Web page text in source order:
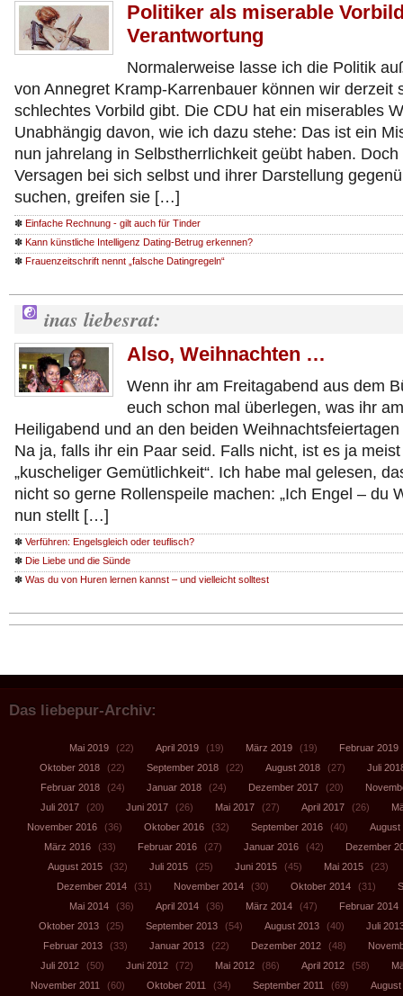
Politiker als miserable
Verantwortung
Normalerweise lasse ich die Politik
von Annegret Kramp-Karrenbauer können wir derzeit
schlechtes Vorbild gibt. Die CDU hat ein miserables
Unabhängig davon, wie ich dazu stehe: Das ist ein
nun jahrelang in Selbstherrlichkeit geübt haben.
Versagen bei sich selbst und ihrer Darstellung
suchen, greifen sie […]
✽ Einfache Rechnung - gilt auch für Tinder
✽ Kann künstliche Intelligenz Dating-Betrug erkennen?
✽ Frauenzeitschrift nennt „falsche Datingregeln“
inas liebesrat:
Also, Weihnachten …
Wenn ihr am Freitagabend aus dem
euch schon mal überlegen, was ihr
Heiligabend und an den beiden
Na ja, falls ihr ein Paar seid. Falls nicht, ist es ja
„kuscheliger Gemütlichkeit“. Ich habe mal gelesen,
nicht so gerne Rollenspeile machen: „Ich Engel – du
nun stellt […]
✽ Verführen: Engelsgleich oder teuflisch?
✽ Die Liebe und die Sünde
✽ Was du von Huren lernen kannst – und vielleicht solltest
Das liebepur-Archiv:
Mai 2019 (22) April 2019 (19) März 2019 (19) Februar 2019
Oktober 2018
(22) September 2018 (22) August 2018 (27)
Juli
Februar 2018
(24) Januar 2018 (24) Dezember 2017 (20)
Juli 2017
(20) Juni 2017 (26) Mai 2017 (27) April 2017 (26)
November 2016
(36) Oktober 2016 (32) September 2016 (40)
August
März 2016
(33) Februar 2016 (27) Januar 2016 (42)
Dezember
August 2015
(32) Juli 2015 (25) Juni 2015 (45) Mai 2015
(23)
Dezember 2014
(31) November 2014 (30) Oktober 2014 (31)
Mai 2014
(36) April 2014 (36) März 2014 (47) Februar 2014
Oktober 2013
(25) September 2013 (54) August 2013 (40)
Juli
Februar 2013
(33) Januar 2013 (22) Dezember 2012 (48)
Juli 2012
(50) Juni 2012 (72) Mai 2012 (86) April 2012 (58)
November 2011
(60) Oktober 2011 (34) September 2011 (69)
August